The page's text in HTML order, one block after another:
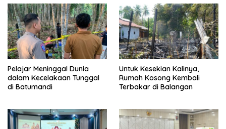
Pelajar Meninggal Dunia
dalam Kecelakaan Tunggal
di Batumandi
Untuk Kesekian Kalinya,
Rumah Kosong Kembali
Terbakar di Balangan